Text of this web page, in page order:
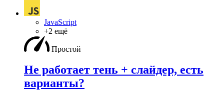
JavaScript
+2 ещё
Простой
Не работает тень + слайдер, есть
варианты?